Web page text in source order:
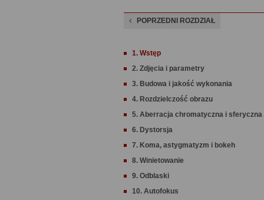
POPRZEDNI ROZDZIAŁ
1. Wstęp
2. Zdjęcia i parametry
3. Budowa i jakość wykonania
4. Rozdzielczość obrazu
5. Aberracja chromatyczna i sferyczna
6. Dystorsja
7. Koma, astygmatyzm i bokeh
8. Winietowanie
9. Odblaski
10. Autofokus